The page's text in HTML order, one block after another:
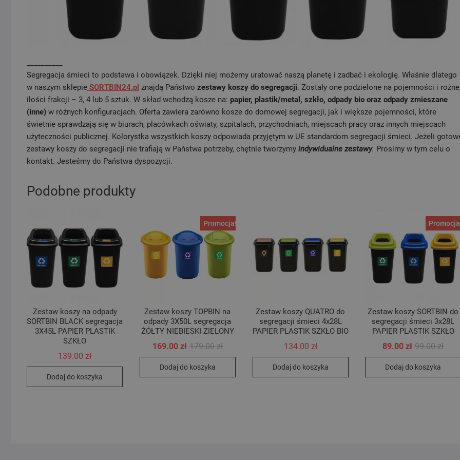
Segregacja śmieci to podstawa i obowiązek. Dzięki niej możemy uratować naszą planetę i zadbać i ekologię. Właśnie dlatego
w naszym sklepie SORTBIN24.pl znajdą Państwo zestawy koszy do segregacji. Zostały one podzielone na pojemności i rożne
ilości frakcji – 3, 4 lub 5 sztuk. W skład wchodzą kosze na: papier, plastik/metal, szkło, odpady bio oraz odpady zmieszane
(inne) w różnych konfiguracjach. Oferta zawiera zarówno kosze do domowej segregacji, jak i większe pojemności, które
świetnie sprawdzają się w biurach, placówkach oświaty, szpitalach, przychodniach, miejscach pracy oraz innych miejscach
użyteczności publicznej. Kolorystka wszystkich koszy odpowiada przyjętym w UE standardom segregacji śmieci. Jeżeli
zestawy koszy do segregacji nie trafiają w Państwa potrzeby, chętnie tworzymy indywidualne zestawy. Prosimy w tym celu o
kontakt. Jesteśmy do Państwa dyspozycji.
Podobne produkty
Zestaw koszy na odpady
SORTBIN BLACK segregacja
3X45L PAPIER PLASTIK
SZKŁO
139.00 zł
Dodaj do koszyka
Promocja!
Zestaw koszy TOPBIN na
odpady 3X50L segregacja
ŻÓŁTY NIEBIESKI ZIELONY
179.00złPierwotna
169.00 zł
Aktualna
Dodaj do koszyka
Zestaw koszy QUATRO do
segregacji śmieci 4x28L
PAPIER PLASTIK SZKŁO BIO
134.00 zł
Dodaj do koszyka
Zestaw koszy SORTBIN do
segregacji śmieci 3x28L
PAPIER PLASTIK SZKŁO
99.00zł
89.00zł
Dodaj do koszyka